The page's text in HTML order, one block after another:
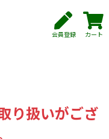
会員登録 カート
り扱いがござ